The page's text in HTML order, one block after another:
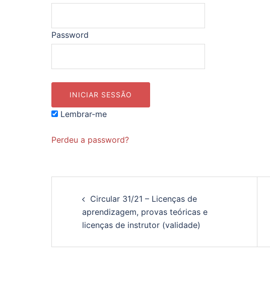
Password
Lembrar-me
Perdeu a password?
artigos
Circular 31/21 – Licenças de
aprendizagem, provas teóricas e
licenças de instrutor (validade)